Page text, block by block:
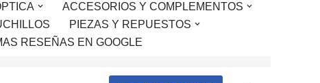
ACCESORIOS Y COMPLEMENTOS
PIEZAS Y REPUESTOS
RESEÑAS EN GOOGLE